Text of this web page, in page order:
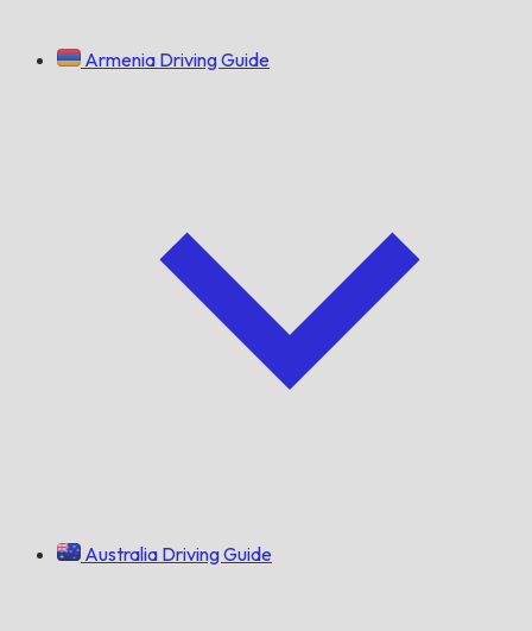
Armenia Driving Guide
Australia Driving Guide